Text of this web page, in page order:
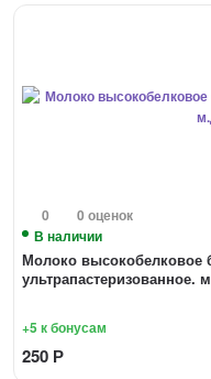
0
0 оценок
В наличии
Молоко высокобелковое
ультрапастеризованное.
+5 к бонусам
250 Р